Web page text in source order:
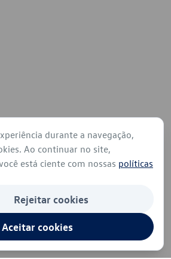
durante a navegação,
Ao continuar no site,
está ciente com nossas políticas
Rejeitar cookies
Aceitar cookies